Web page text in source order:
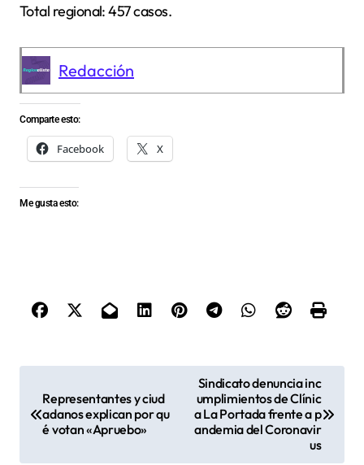
Total regional: 457 casos.
Redacción
Comparte esto:
Facebook X
Me gusta esto:
e
Representantes y ciud
adanos explican por qu
é votan «Apruebo»
Sindicato denuncia inc
umplimientos de Clínic
a La Portada frente a p
andemia del Coronavir
us